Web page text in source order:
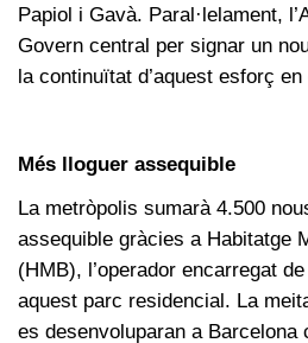
Papiol i Gavà. Paral·lelament,
Govern central per signar un
la continuïtat d’aquest esforç
Més lloguer assequible
La metròpolis sumarà 4.500
assequible gràcies a Habitatge
(HMB), l’operador encarregat
aquest parc residencial. La
es desenvoluparan a Barcelona